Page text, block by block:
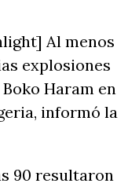
Al menos
explosiones
Haram en
informó la
90 resultaron